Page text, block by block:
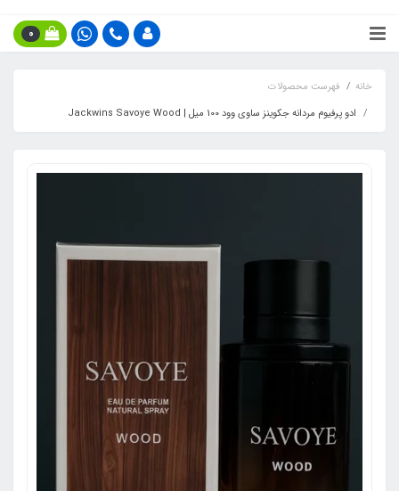
0
خانه
فهرست محصولات
ادو پرفیوم مردانه جکوینز ساوی وود 100 میل | Jackwins Savoye Wood